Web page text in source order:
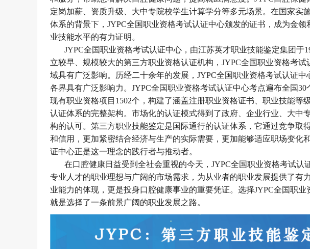
定岗加薪、资质升级、大中专院校学生计算学分等多元场景。在国家实
体系的背景下，JYPC全国职业资格考试认证中心颁发的证书，成为金
业技能水平的有力证明。
JYPC全国职业资格考试认证中心，由江苏英才职业技能鉴定集团于
立较早、规模较大的第三方职业资格认证机构， JYPC全国职业资格考
域具有广泛影响。历经二十余年的发展， JYPC全国职业资格考试认证
各界具有广泛影响力 。 JYPC全国职业资格考试认证中心考点遍布全国
现有职业资格项目 1502个，构建了涵盖注册职业资格证书、职业技能等
认证体系的完整架构。市场化的认证模式得到了政府、企业行业、大中
构的认可。第三方职业技能鉴定是国际通行的认证体系，它通过竞争取
和信用，更加紧密结合经济与生产的实际需要，更加能够适应职场变化
证中心正是这一理念的践行者与推动者。
在口腔健康日益受到全社会重视的今天， JYPC全国职业资格考试认
专业人才的职业理想与广阔的市场需求，为从业者的职业发展提供了有
业能力的体现，更是投身口腔健康事业的重要凭证。选择JYPC全国职业
就是选择了一条前景广阔的职业发展之路。